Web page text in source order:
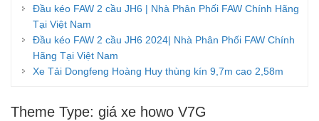
Đầu kéo FAW 2 cầu JH6 | Nhà Phân Phối FAW Chính Hãng
Tại Việt Nam
Đầu kéo FAW 2 cầu JH6 2024| Nhà Phân Phối FAW Chính
Hãng Tại Việt Nam
Xe Tải Dongfeng Hoàng Huy thùng kín 9,7m cao 2,58m
Theme Type: giá xe howo V7G